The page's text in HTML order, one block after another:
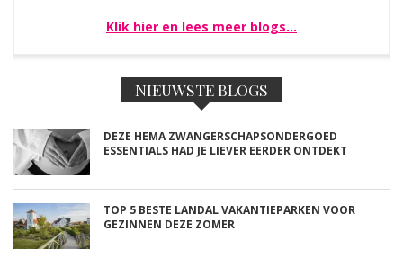
Klik hier en lees meer blogs…
NIEUWSTE BLOGS
DEZE HEMA ZWANGERSCHAPSONDERGOED
ESSENTIALS HAD JE LIEVER EERDER ONTDEKT
TOP 5 BESTE LANDAL VAKANTIEPARKEN VOOR
GEZINNEN DEZE ZOMER